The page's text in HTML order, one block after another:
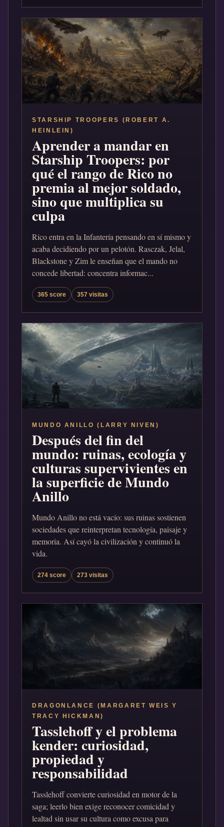
STARSHIP TROOPERS (ROBERT A.
HEINLEIN)
Aprender a mandar en
Starship Troopers: por
qué el rango de Rico no
premia al mejor soldado,
sino que multiplica su
culpa
Rico entra en la Infantería pensando en sí mismo y
acaba decidiendo por un pelotón. Rasczak, Jelal,
Blackstone y Zim le enseñan que el mando no
concede libertad: concentra informac...
365 score 357 visitas
MUNDO ANILLO (LARRY NIVEN)
Después del fin del
mundo: ruinas, ecología y
culturas supervivientes en
la superficie de Mundo
Anillo
Mundo Anillo no está vacío: sus ruinas sostienen
sociedades que reinterpretan tecnología, paisaje y
memoria. Así cayó la civilización y continuó la
vida.
274 score 273 visitas
DRAGONLANCE (MARGARET WEIS Y
TRACY HICKMAN)
Tasslehoff y el problema
kender: curiosidad,
propiedad y
responsabilidad
Tasslehoff convierte curiosidad en motor de la
saga; leerlo bien exige reconocer comicidad y
lealtad sin usar su cultura como excusa para